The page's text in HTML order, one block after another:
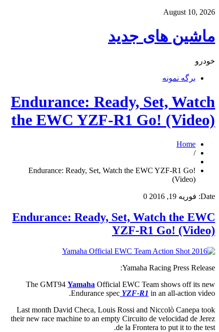
August 10, 2026
ماشین های جدید
خودرو
برگه نمونه
Endurance: Ready, Set, Watch
the EWC YZF-R1 Go! (Video)
Home
/
Endurance: Ready, Set, Watch the EWC YZF-R1 Go!
(Video)
Date: فوریه 19, 2016 0
Endurance: Ready, Set, Watch the EWC
YZF-R1 Go! (Video)
Yamaha Racing Press Release:
The GMT94 Yamaha Official EWC Team shows off its new
Endurance spec YZF-R1 in an all-action video.
Last month David Checa, Louis Rossi and Niccolò Canepa took
their new race machine to an empty Circuito de velocidad de Jerez
de la Frontera to put it to the test.